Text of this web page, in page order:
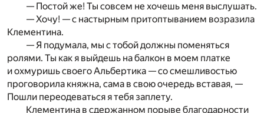
— Постой же! Ты совсем не хочешь меня выслушать.
— Хочу! — с настырным притоптыванием возразила
Клементина.
— Я подумала, мы с тобой должны поменяться
ролями. Ты как я выйдешь на балкон в моем платке
и охмуришь своего Альбертика — со смешливостью
проговорила княжна, сама в свою очередь вставая, —
Пошли переодеваться я тебя заплету.
Клементина в сдержанном порыве благодарности